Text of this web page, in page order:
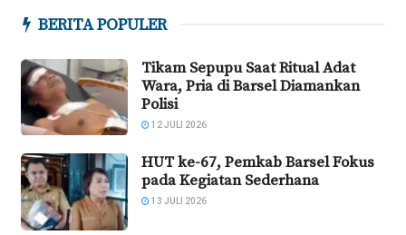
BERITA POPULER
Tikam Sepupu Saat Ritual Adat
Wara, Pria di Barsel Diamankan
Polisi
12 JULI 2026
HUT ke-67, Pemkab Barsel Fokus
pada Kegiatan Sederhana
13 JULI 2026